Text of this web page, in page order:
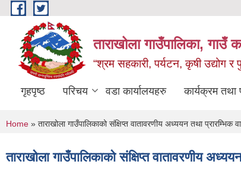
Skip to main content
ताराखोला गाउँपालिका, गाउँ
“श्रम सहकारी, पर्यटन, कृषी उद्योग र
गृहपृष्ठ परिचय वडा कार्यालयहरु कार्यक्रम तथा
You are here
Home » ताराखोला गाउँपालिकाको संक्षिप्त वातावरणीय अध्ययन तथा प्रारम्भिक
ताराखोला गाउँपालिकाको संक्षिप्त वातावरणीय